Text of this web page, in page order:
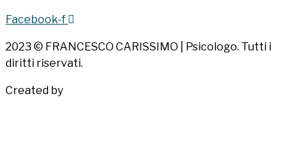
Facebook-f
2023 © FRANCESCO CARISSIMO | Psicologo. Tutti i
diritti riservati.
Created by